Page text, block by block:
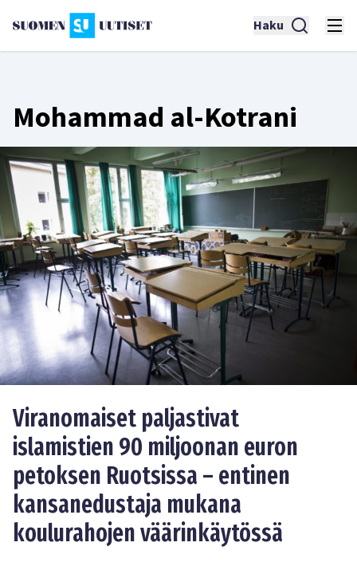
Haku
Mohammad al-Kotrani
Viranomaiset paljastivat
islamistien 90 miljoonan euron
petoksen Ruotsissa – entinen
kansanedustaja mukana
koulurahojen väärinkäytössä